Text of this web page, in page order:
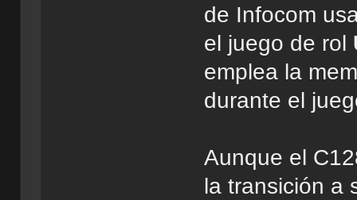
de Infocom
el juego de rol
emplea la
durante el
Aunque el
la transición a